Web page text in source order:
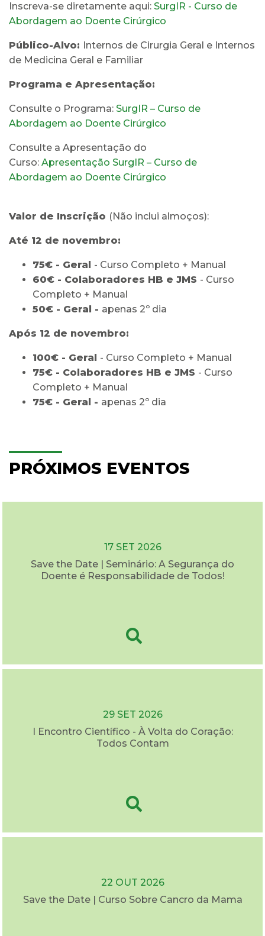
Inscreva-se diretamente aqui: SurgIR - Curso de
Abordagem ao Doente Cirúrgico
Público-Alvo:
Internos de Cirurgia Geral e Internos
de Medicina Geral e Familiar
Programa e Apresentação:
Consulte o Programa: SurgIR – Curso de
Abordagem ao Doente Cirúrgico
Consulte a Apresentação do
Curso: Apresentação SurgIR – Curso de
Abordagem ao Doente Cirúrgico
Valor de Inscrição (Não inclui almoços):
Até 12 de novembro:
75€ - Geral - Curso Completo + Manual
60€ - Colaboradores HB e JMS - Curso
Completo + Manual
50€ - Geral - apenas 2º dia
Após 12 de novembro:
100€ - Geral - Curso Completo + Manual
75€ - Colaboradores HB e JMS - Curso
Completo + Manual
75€ - Geral - apenas 2º dia
PRÓXIMOS EVENTOS
17 SET 2026
Save the Date | Seminário: A Segurança do
Doente é Responsabilidade de Todos!
29 SET 2026
I Encontro Científico - À Volta do Coração:
Todos Contam
22 OUT 2026
Save the Date | Curso Sobre Cancro da Mama